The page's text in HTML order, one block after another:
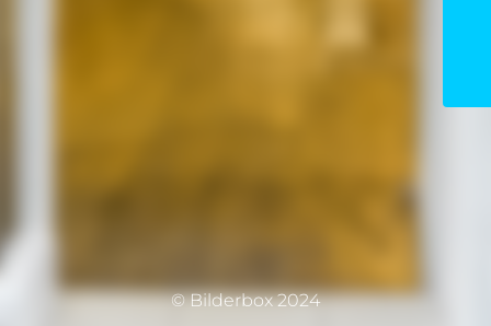
© Bilderbox 2024